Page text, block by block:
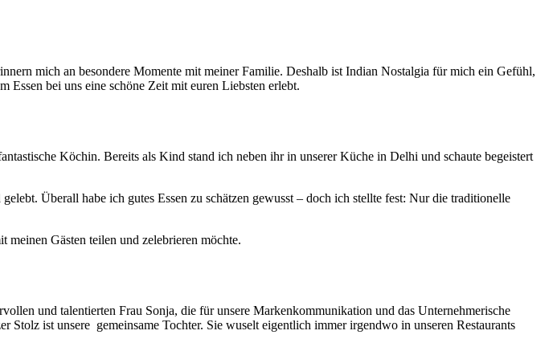
mich an besondere Momente mit meiner Familie. Deshalb ist Indian Nostalgia für mich ein Gefühl,
Essen bei uns eine schöne Zeit mit euren Liebsten erlebt.
Köchin. Bereits als Kind stand ich neben ihr in unserer Küche in Delhi und schaute begeistert
Überall habe ich gutes Essen zu schätzen gewusst – doch ich stellte fest: Nur die traditionelle
Gästen teilen und zelebrieren möchte.
und talentierten Frau Sonja, die für unsere Markenkommunikation und das Unternehmerische
ist unsere gemeinsame Tochter. Sie wuselt eigentlich immer irgendwo in unseren Restaurants